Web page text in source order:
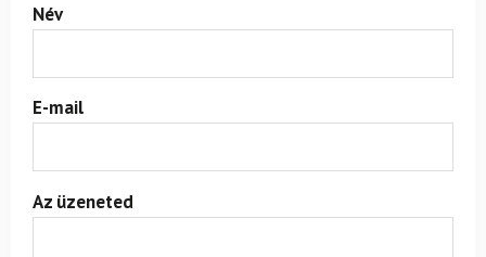
Név
E-mail
Az üzeneted